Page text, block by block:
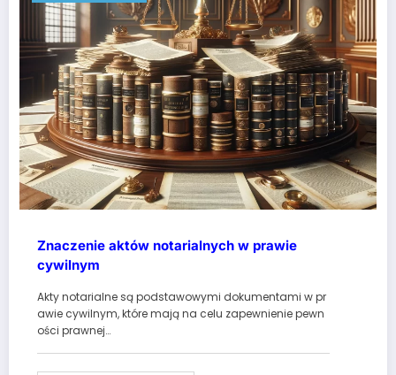
Znaczenie aktów notarialnych w prawie
cywilnym
Akty notarialne są podstawowymi dokumentami w pr
awie cywilnym, które mają na celu zapewnienie pewn
ości prawnej…